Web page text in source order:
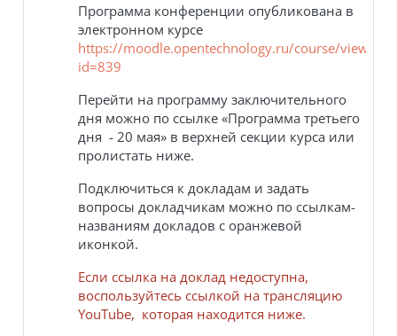
Программа конференции опубликована в
электронном курсе
https://moodle.opentechnology.ru/course/
id=839
Перейти на программу заключительного
дня можно по ссылке «Программа третьего
дня - 20 мая» в верхней секции курса или
пролистать ниже.
Подключиться к докладам и задать
вопросы докладчикам можно по ссылкам-
названиям докладов с оранжевой
иконкой.
Если ссылка на доклад недоступна,
воспользуйтесь ссылкой на трансляцию
YouTube, которая находится ниже.